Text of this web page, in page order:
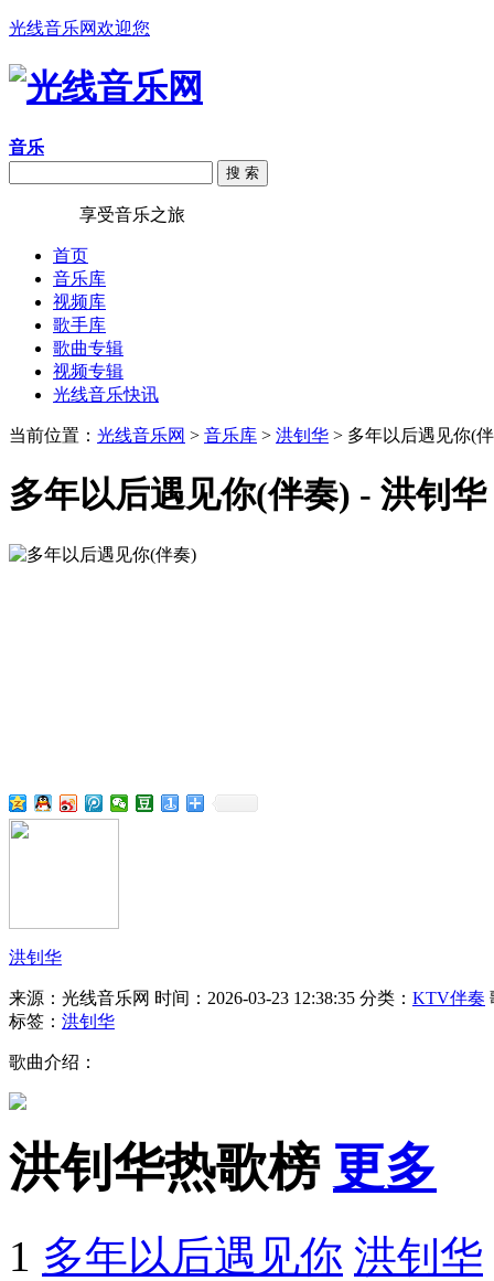
光线音乐网欢迎您
音乐
搜 索
享受音乐之旅
首页
音乐库
视频库
歌手库
歌曲专辑
视频专辑
光线音乐快讯
当前位置： 光线音乐网 > 音乐库 > 洪钊华 > 多年以后遇见你(
多年以后遇见你(伴奏) - 洪钊华
洪钊华
来源：光线音乐网 时间：2026-03-23 12:38:35 分类： KTV伴奏
标签： 洪钊华
歌曲介绍：
洪钊华热歌榜 更多
1 多年以后遇见你 洪钊华